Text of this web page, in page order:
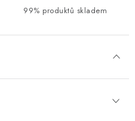
99% produktů skladem